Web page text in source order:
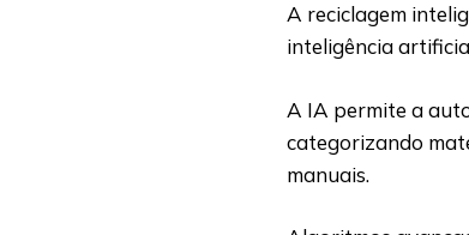
A reciclagem
inteligência
A IA permite a
categorizando
manuais.